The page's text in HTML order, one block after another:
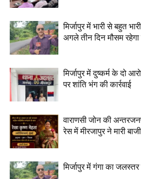
मिर्जापुर में भारी से बहुत
अगले तीन दिन मौसम रहेगा
मिर्जापुर में दुष्कर्म के दो
पर शांति भंग की कार्रवाई
वाराणसी जोन की
रेस में मीरजापुर ने मारी बाजी
मिर्जापुर में गंगा का जलस्तर